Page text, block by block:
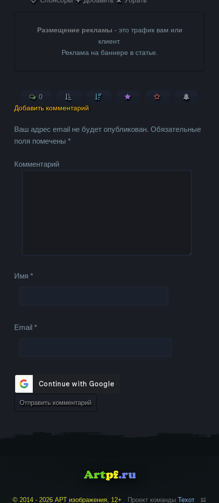
Размещение рекламы - это трафик вам или
клиент.
Реклама на баннере в статье.
0
Добавить комментарий
Ваш адрес email не будет опубликован. Обязательные
поля помечены*
Комментарий
Имя*
Email*
© 2014 - 2026 АРТ изображения, 12+ Проект команды Техот 𝌴